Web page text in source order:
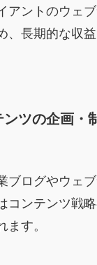
アントのウェ
、長期的な収
ツの企画・
ブログやウェ
コンテンツ戦
ます。